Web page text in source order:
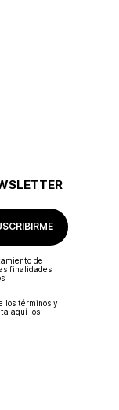
de
finalidades
los términos y
aquí los